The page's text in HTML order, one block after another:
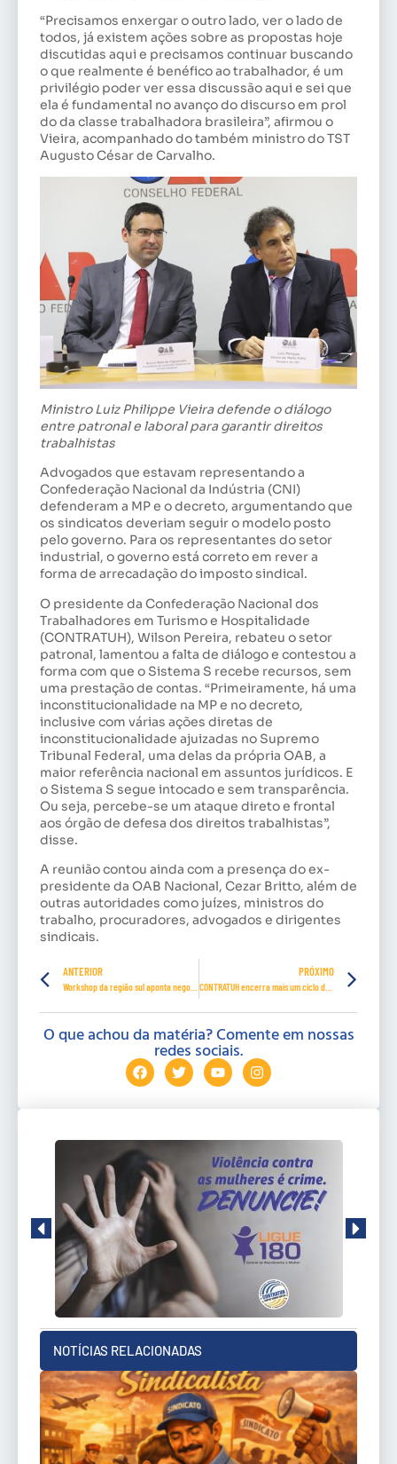
“Precisamos enxergar o outro lado, ver o lado de
todos, já existem ações sobre as propostas hoje
discutidas aqui e precisamos continuar buscando
o que realmente é benéfico ao trabalhador, é um
privilégio poder ver essa discussão aqui e sei que
ela é fundamental no avanço do discurso em prol
do da classe trabalhadora brasileira”, afirmou o
Vieira, acompanhado do também ministro do TST
Augusto César de Carvalho.
Ministro Luiz Philippe Vieira defende o diálogo
entre patronal e laboral para garantir direitos
trabalhistas
Advogados que estavam representando a
Confederação Nacional da Indústria (CNI)
defenderam a MP e o decreto, argumentando que
os sindicatos deveriam seguir o modelo posto
pelo governo. Para os representantes do setor
industrial, o governo está correto em rever a
forma de arrecadação do imposto sindical.
O presidente da Confederação Nacional dos
Trabalhadores em Turismo e Hospitalidade
(CONTRATUH), Wilson Pereira, rebateu o setor
patronal, lamentou a falta de diálogo e contestou a
forma com que o Sistema S recebe recursos, sem
uma prestação de contas. “Primeiramente, há uma
inconstitucionalidade na MP e no decreto,
inclusive com várias ações diretas de
inconstitucionalidade ajuizadas no Supremo
Tribunal Federal, uma delas da própria OAB, a
maior referência nacional em assuntos jurídicos. E
o Sistema S segue intocado e sem transparência.
Ou seja, percebe-se um ataque direto e frontal
aos órgão de defesa dos direitos trabalhistas”,
disse.
A reunião contou ainda com a presença do ex-
presidente da OAB Nacional, Cezar Britto, além de
outras autoridades como juízes, ministros do
trabalho, procuradores, advogados e dirigentes
sindicais.
ANTERIOR PRÓXIMO
CONTRATUH encerra mais um ciclo dos cursos de qualificação sindical
O que achou da matéria? Comente em nossas
redes sociais.
NOTÍCIAS RELACIONADAS